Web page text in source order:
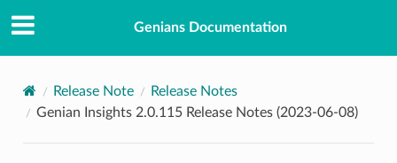
Genians Documentation
Release Note
Release Notes
Genian Insights 2.0.115 Release Notes (2023-06-08)